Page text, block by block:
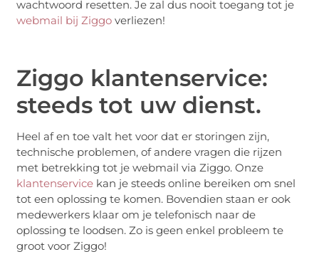
wachtwoord resetten. Je zal dus nooit toegang tot je
webmail bij Ziggo verliezen!
Ziggo klantenservice:
steeds tot uw dienst.
Heel af en toe valt het voor dat er storingen zijn,
technische problemen, of andere vragen die rijzen
met betrekking tot je webmail via Ziggo. Onze
klantenservice kan je steeds online bereiken om snel
tot een oplossing te komen. Bovendien staan er ook
medewerkers klaar om je telefonisch naar de
oplossing te loodsen. Zo is geen enkel probleem te
groot voor Ziggo!